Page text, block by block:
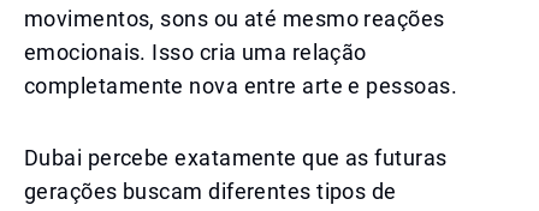
movimentos, sons ou até mesmo reações
emocionais. Isso cria uma relação
completamente nova entre arte e pessoas.
Dubai percebe exatamente que as futuras
gerações buscam diferentes tipos de